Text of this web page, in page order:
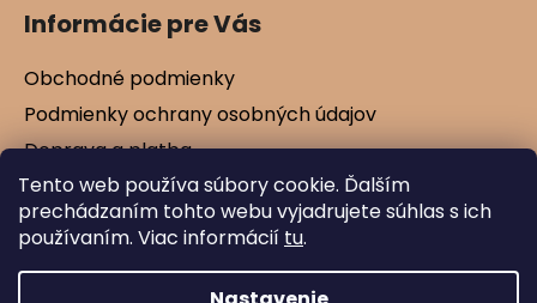
Tento web používa súbory cookie. Ďalším
prechádzaním tohto webu vyjadrujete súhlas s ich
používaním. Viac informácií tu.
Informácie pre Vás
Obchodné podmienky
Podmienky ochrany osobných údajov
Doprava a platba
Kontakty
Vernostné zľavy